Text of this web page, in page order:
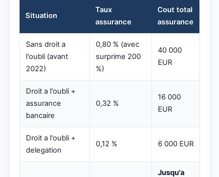
Situation
Taux
assurance
Cout total
assurance
Sans droit a
l'oubli (avant
2022)
0,80 % (avec
surprime 200
%)
40 000
EUR
Droit a l'oubli +
assurance
bancaire
0,32 %
16 000
EUR
Droit a l'oubli +
delegation
0,12 % 6 000 EUR
Jusqu'a